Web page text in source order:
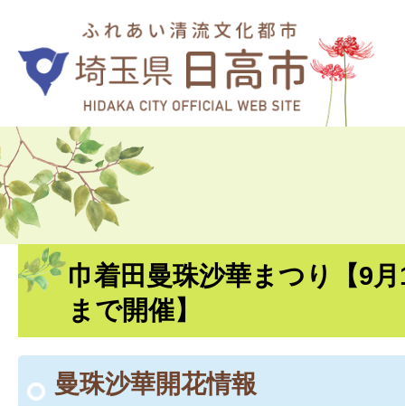
巾着田曼珠沙華まつり【9
まで開催】
曼珠沙華開花情報